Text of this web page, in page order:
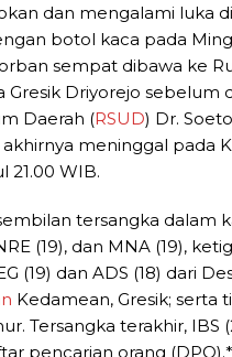
dan mengalami luka
botol kaca pada
sempat dibawa ke
Gresik Driyorejo sebelum
Daerah (RSUD) Dr.
akhirnya meninggal pada
21.00 WIB.
tersangka dalam
(19), dan MNA (19),
(19) dan ADS (18) dari
Kedamean, Gresik; serta
Tersangka terakhir, IBS
pencarian orang